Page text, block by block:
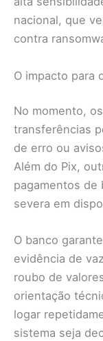
nacional, que
contra
O impacto para
No momento,
transferências
de erro ou
Além do Pix,
pagamentos de
severa em
O banco
evidência de
roubo de
orientação
logar
sistema seja